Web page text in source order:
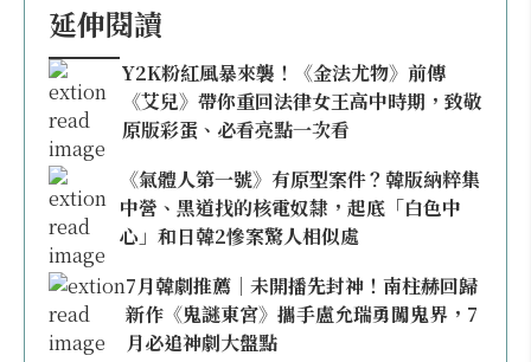
延伸閱讀
Y2K粉紅風暴來襲！《金法尤物》前傳
《艾兒》帶你重回法律女王高中時期，致敬
原版彩蛋、必看亮點一次看
《氣體人第一號》有原型案件？韓版納粹集
中營、黑道找的核電奴隸，起底「白色中
心」和日韓2慘案驚人相似處
7月韓劇推薦｜未開播先封神！南柱赫回歸
新作《鬼謎東宮》攜手盧允瑞勇闖鬼界，7
月必追神劇大盤點